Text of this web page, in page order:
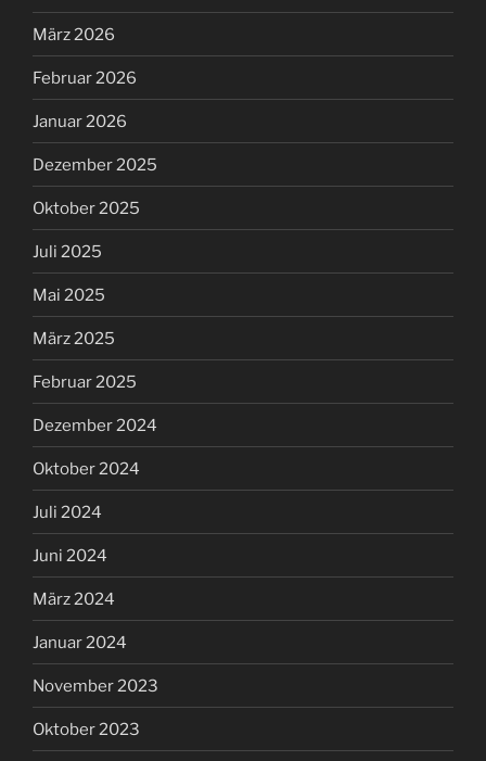
März 2026
Februar 2026
Januar 2026
Dezember 2025
Oktober 2025
Juli 2025
Mai 2025
März 2025
Februar 2025
Dezember 2024
Oktober 2024
Juli 2024
Juni 2024
März 2024
Januar 2024
November 2023
Oktober 2023